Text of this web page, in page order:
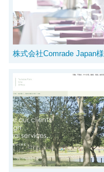
株式会社Comrade Japan様